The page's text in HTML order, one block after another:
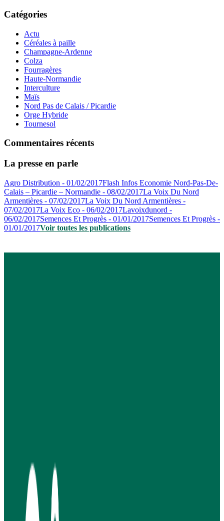
Catégories
Actu
Céréales à paille
Champagne-Ardenne
Colza
Fourragères
Haute-Normandie
Interculture
Maïs
Nord Pas de Calais / Picardie
Orge Hybride
Tournesol
Commentaires récents
La presse en parle
Agro Distribution - 01/02/2017Flash Infos Economie Nord-Pas-De-
Calais – Picardie – Normandie - 08/02/2017La Voix Du Nord
Armentières - 07/02/2017La Voix Du Nord Armentières -
07/02/2017La Voix Eco - 06/02/2017Lavoixdunord -
06/02/2017Semences Et Progrès - 01/01/2017Semences Et Progrès -
01/01/2017Voir toutes les publications